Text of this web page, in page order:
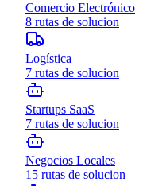
Comercio Electrónico
8 rutas de solucion
Logística
7 rutas de solucion
Startups SaaS
7 rutas de solucion
Negocios Locales
15 rutas de solucion